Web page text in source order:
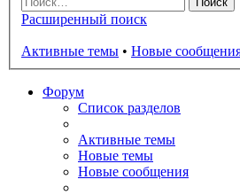
Расширенный поиск
Активные темы • Новые
Форум
Список разделов
Активные темы
Новые темы
Новые сообщения